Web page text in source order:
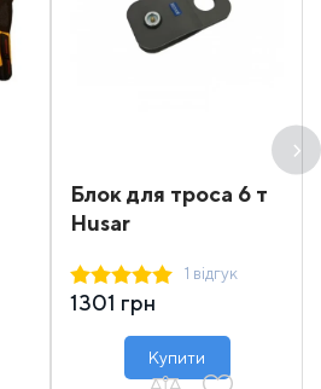
Блок для троса 6 т
Husar
1 відгук
1301 грн
Купити